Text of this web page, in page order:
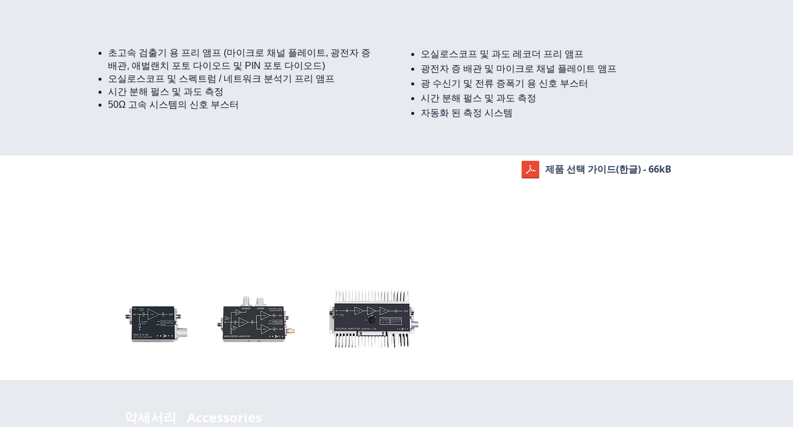
초고속 검출기 용 프리 앰프 (마이크로 채널 플레이트, 광전자 증
배관, 애벌랜치 포토 다이오드 및 PIN 포토 다이오드)
오실로스코프 및 스펙트럼 / 네트워크 분석기 프리 앰프
시간 분해 펄스 및 과도 측정
50Ω 고속 시스템의 신호 부스터
오실로스코프 및 과도 레코더 프리 앰프
광전자 증 배관 및 마이크로 채널 플레이트 앰프
광 수신기 및 전류 증폭기 용 신호 부스터
시간 분해 펄스 및 과도 측정
자동화 된 측정 시스템
​제품 선택 가이드(한글) - 66kB
악세서리 Accessories